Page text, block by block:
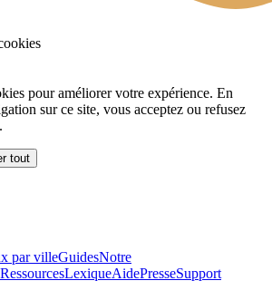
pour améliorer votre expérience. En
sur ce site, vous acceptez ou refusez
tout
par villeGuidesNotre
RessourcesLexiqueAidePresseSupport